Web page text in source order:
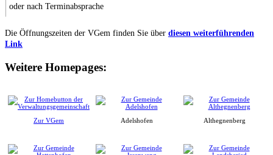
oder nach Terminabsprache
Die Öffnungszeiten der VGem finden Sie über diesen weiterführenden
Link
Weitere Homepages:
Zur VGem Adelshofen Althegnenberg